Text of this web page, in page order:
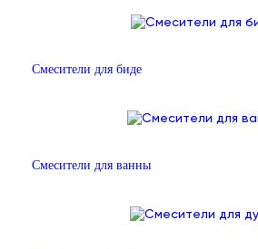
Смесители для биде
Смесители для ванны